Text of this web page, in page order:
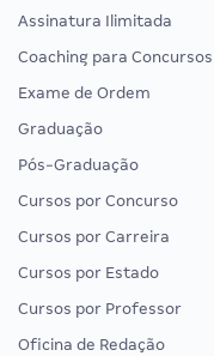
Assinatura Ilimitada
Coaching para Concursos
Exame de Ordem
Graduação
Pós-Graduação
Cursos por Concurso
Cursos por Carreira
Cursos por Estado
Cursos por Professor
Oficina de Redação